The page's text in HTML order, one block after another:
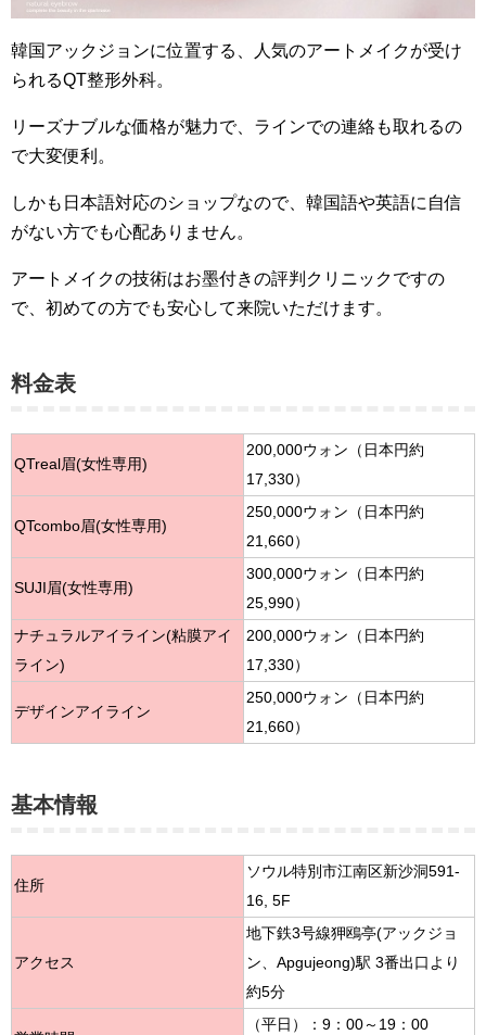
韓国アックジョンに位置する、人気のアートメイクが受け
られるQT整形外科。
リーズナブルな価格が魅力で、ラインでの連絡も取れるの
で大変便利。
しかも日本語対応のショップなので、韓国語や英語に自信
がない方でも心配ありません。
アートメイクの技術はお墨付きの評判クリニックですの
で、初めての方でも安心して来院いただけます。
料金表
QTreal眉(女性専用)
200,000ウォン（日本円約
17,330）
QTcombo眉(女性専用)
250,000ウォン（日本円約
21,660）
SUJI眉(女性専用)
300,000ウォン（日本円約
25,990）
ナチュラルアイライン(粘膜アイ
ライン)
200,000ウォン（日本円約
17,330）
デザインアイライン
250,000ウォン（日本円約
21,660）
基本情報
住所
ソウル特別市江南区新沙洞591-
16, 5F
アクセス
地下鉄3号線狎鴎亭(アックジョ
ン、Apgujeong)駅 3番出口より
約5分
（平日）：9：00～19：00